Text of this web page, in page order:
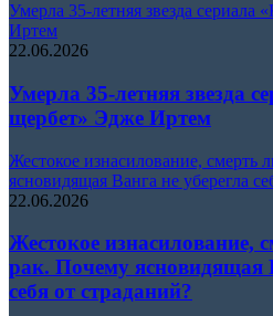
Умерла 35-летняя звезда
Иртем
22.06.2026
Умерла 35-летняя звезда
щербет» Эдже Иртем
Жестокое изнасилование,
ясновидящая Ванга не уберегла
22.06.2026
Жестокое изнасилование,
рак. Почему ясновидящая
себя от страданий?